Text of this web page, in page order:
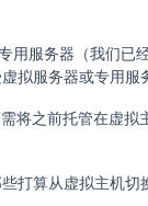
用服务器（我们已
拟服务器或专用服
将之前托管在虚拟
打算从虚拟主机切